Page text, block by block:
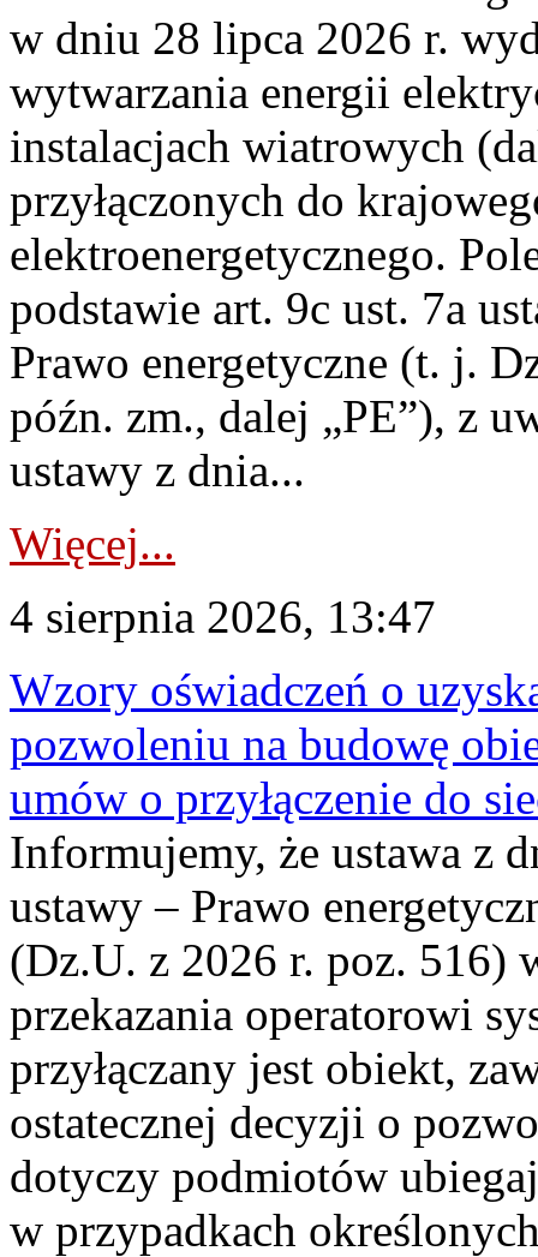
w dniu 28 lipca 2026 r.
wytwarzania energii
instalacjach wiatrowych
przyłączonych do
elektroenergetycznego.
podstawie art. 9c ust. 7a
Prawo energetyczne (t. j.
późn. zm., dalej „PE”), z
ustawy z dnia...
Więcej...
4 sierpnia 2026, 13:47
Wzory oświadczeń o
pozwoleniu na budowę
umów o przyłączenie do
Informujemy, że ustawa z
ustawy – Prawo
(Dz.U. z 2026 r. poz. 516)
przekazania operatorowi
przyłączany jest obiekt,
ostatecznej decyzji o
dotyczy podmiotów
w przypadkach